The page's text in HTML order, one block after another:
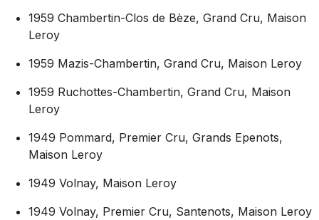
1959 Chambertin-Clos de Bèze, Grand Cru, Maison
Leroy
1959 Mazis-Chambertin, Grand Cru, Maison Leroy
1959 Ruchottes-Chambertin, Grand Cru, Maison
Leroy
1949 Pommard, Premier Cru, Grands Epenots,
Maison Leroy
1949 Volnay, Maison Leroy
1949 Volnay, Premier Cru, Santenots, Maison Leroy